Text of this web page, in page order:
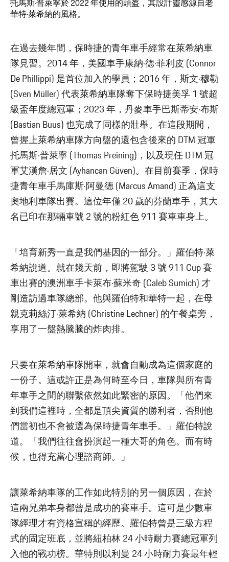
托馬斯·普萊寧於 2022 年使用的頭盔，其設計靈感源自老
華特·萊希納的風格。
在過去幾年間，保時捷的青年車手經常在萊希納車
隊見習。2014 年，美國車手康納·德·菲利皮 (Connor
De Phillippi) 是首位加入的學員；2016 年，斯文·穆勒
(Sven Müller) 代表萊希納車隊奪下保時捷美孚 1 號超
級盃年度總冠軍；2023 年，丹麥車手巴斯蒂安·布斯
(Bastian Buus) 也完成了同樣的壯舉。在這段期間，
曾握上萊希納車隊方向盤的還包含後來的 DTM 冠軍
托馬斯·普萊寧 (Thomas Preining)，以及現任 DTM 冠
軍艾漢詹·居文 (Ayhancan Güven)。在目前賽季，保時
捷青年車手馬庫斯·阿曼德 (Marcus Amand) 正為這支
奧地利車隊出賽。這位年僅 20 歲的芬蘭車手，其大
名已印在那輛車號 2 號的粉紅色 911 賽車車身上。
「培育新秀一直是我們基因的一部分。」羅伯特·萊
希納說道。就在幾天前，即將駕駛 3 號 911 Cup 賽
車出賽的澳洲車手卡萊布·蘇米奇 (Caleb Sumich) 才
剛造訪過車隊總部。他與羅伯特和華特一起，在母
親克莉絲汀·萊希納 (Christine Lechner) 的午餐桌旁，
享用了一盤熱騰騰的炸肉排。
只要在萊希納車隊開車，就會自動成為這個家庭的
一份子。這或許正是為何時至今日，車隊與所有青
年車手之間的聯繫依然如此緊密的原因。「他們來
到我們這裡時，全都是頂尖資質的勝利者，否則他
們當初也不會被選為保時捷青年車手。」羅伯特說
道。「我們往往會扮演起一種大哥的角色。而有時
候，也得充當心理諮商師。」
讓萊希納車隊的工作如此特別的另一個原因，在於
這兩兄弟本身都曾是成功的賽車手。這可是少數車
隊經理才有資格宣稱的經歷。羅伯特曾是三級方程
式的固定班底，並將紐柏林 24 小時耐力賽總冠軍列
入他的戰功榜。華特則以利曼 24 小時耐力賽最年輕